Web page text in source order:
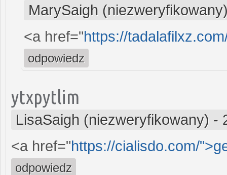
MarySaigh
<a href="https://
odpowiedz
ytxpytlim
LisaSaigh (niezweryfikowany) -
<a href="https://cialisdo.com/
odpowiedz